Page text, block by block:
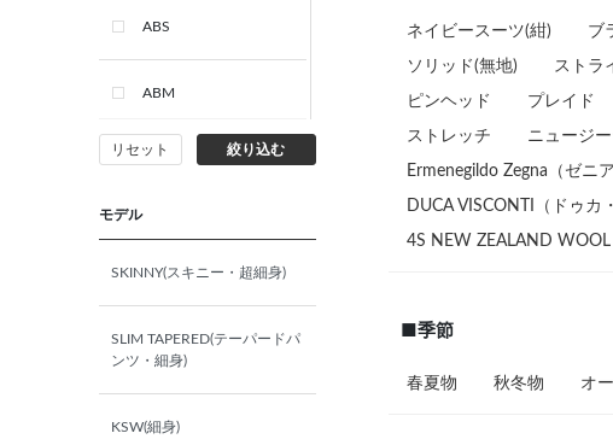
ABS
ABM
ABL
ABM
ABL
リセット 絞り込む
モデル
SKINNY(スキニー・超細身)
SLIM TAPERED(テーパードパ
ンツ・細身)
KSW(細身)
ネイビースーツ(紺) ブ
ソリッド(無地) ストラ
ピンヘッド プレイド
ストレッチ ニュージ
Ermenegildo Zegna（ゼニア
DUCA VISCONTI（ドゥカ
4S NEW ZEALAND
■季節
春夏物 秋冬物 オ